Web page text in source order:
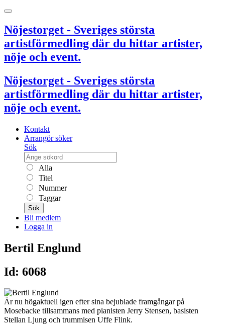
Nöjestorget - Sveriges största
artistförmedling där du hittar artister,
nöje och event.
Nöjestorget - Sveriges största
artistförmedling där du hittar artister,
nöje och event.
Kontakt
Arrangör söker
Sök
Alla
Titel
Nummer
Taggar
Sök
Bli medlem
Logga in
Bertil Englund
Id: 6068
Är nu högaktuell igen efter sina bejublade framgångar på
Mosebacke tillsammans med pianisten Jerry Stensen, basisten
Stellan Ljung och trummisen Uffe Flink.